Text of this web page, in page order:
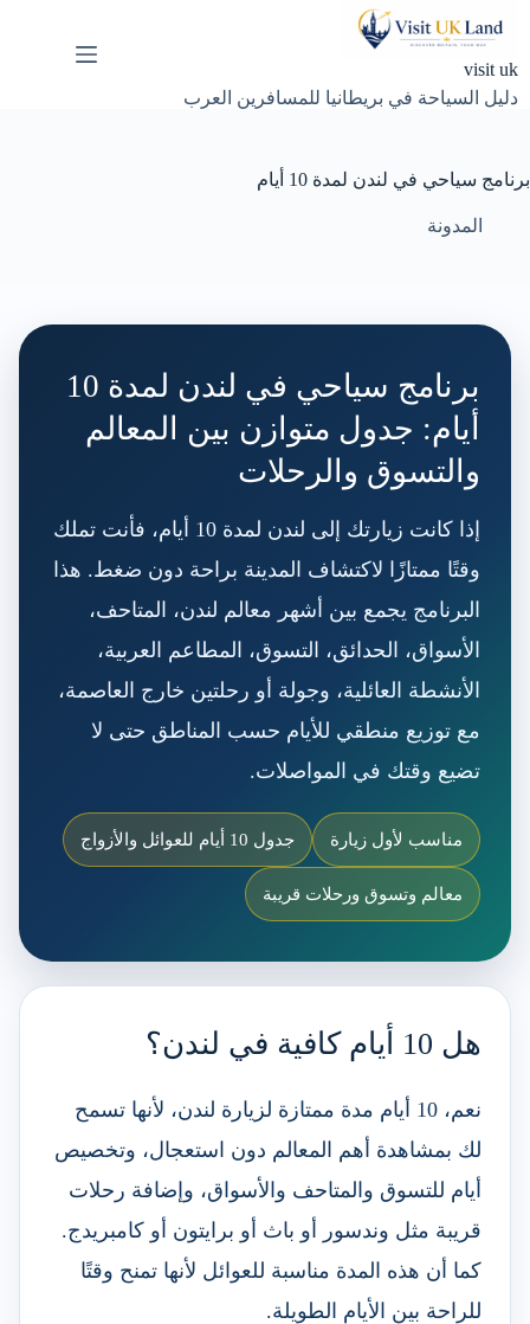
visit uk
دليل السياحة في بريطانيا للمسافرين العرب
برنامج سياحي في لندن لمدة 10 أيام
المدونة
برنامج سياحي في لندن لمدة 10
أيام: جدول متوازن بين المعالم
والتسوق والرحلات
إذا كانت زيارتك إلى لندن لمدة 10 أيام، فأنت تملك
وقتًا ممتازًا لاكتشاف المدينة براحة دون ضغط. هذا
البرنامج يجمع بين أشهر معالم لندن، المتاحف،
الأسواق، الحدائق، التسوق، المطاعم العربية،
الأنشطة العائلية، وجولة أو رحلتين خارج العاصمة،
مع توزيع منطقي للأيام حسب المناطق حتى لا
تضيع وقتك في المواصلات.
مناسب لأول زيارة جدول 10 أيام للعوائل والأزواج
معالم وتسوق ورحلات قريبة
هل 10 أيام كافية في لندن؟
نعم، 10 أيام مدة ممتازة لزيارة لندن، لأنها تسمح
لك بمشاهدة أهم المعالم دون استعجال، وتخصيص
أيام للتسوق والمتاحف والأسواق، وإضافة رحلات
قريبة مثل وندسور أو باث أو برايتون أو كامبريدج.
كما أن هذه المدة مناسبة للعوائل لأنها تمنح وقتًا
للراحة بين الأيام الطويلة.